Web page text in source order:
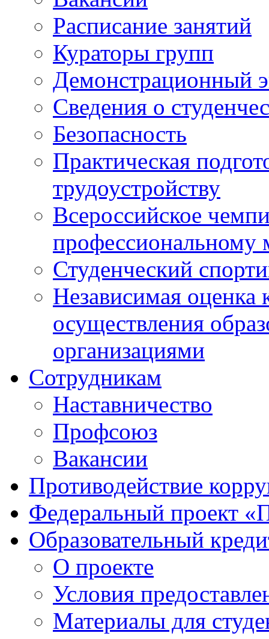
Расписание занятий
Кураторы групп
Демонстрационный
Сведения о
Безопасность
Практическая
трудоустройству
Всероссийское
профессиональному
Студенческий
Независимая оценка
осуществления
организациями
Сотрудникам
Наставничество
Профсоюз
Вакансии
Противодействие
Федеральный проект
Образовательный
О проекте
Условия
Материалы для